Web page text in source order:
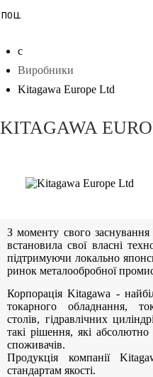
Виробники
Kitagawa Europe Ltd
KITAGAWA
З моменту свого
встановила свої власні
підтримуючи локально
ринок металообробної
Корпорація Kitagawa -
токарного обладнання,
столів, гідравлічних
такі рішення, які
споживачів.
Продукція компанії
стандартам якості.